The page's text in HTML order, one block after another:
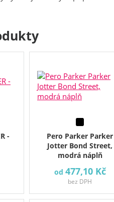
-
Pero Parker Parker
Jotter Bond Street,
modrá náplň
od 477,10 Kč
bez DPH